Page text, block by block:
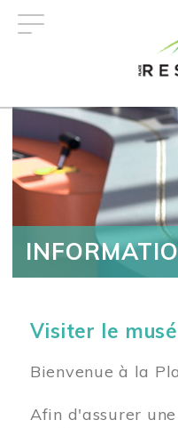
Visiter le
Bienvenue à la
Afin d'assurer